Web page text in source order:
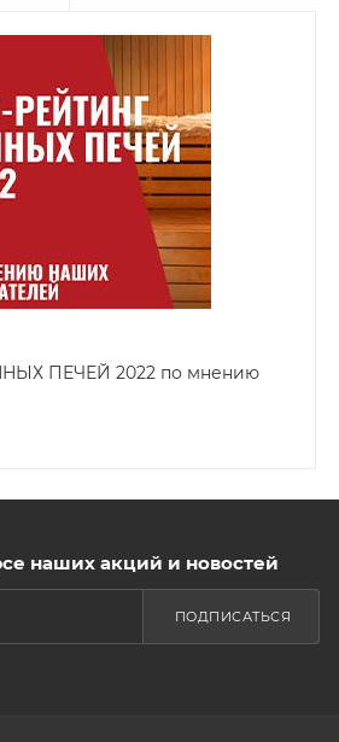
ПЕЧЕЙ 2022 по мнению
наших акций и новостей
ПОДПИСАТЬСЯ